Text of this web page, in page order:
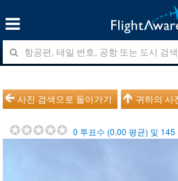
사진 검색으로 돌아가기 귀하의 사
0 투표수 (0.00 평균) 및 145